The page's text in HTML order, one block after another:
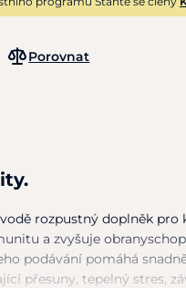
Porovnat
vodě rozpustný doplněk pro
a zvyšuje
podávání pomáhá
přesuny, tepelný stres,